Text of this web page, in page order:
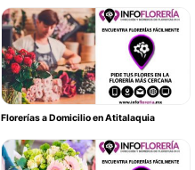
Florerías a Domicilio en Atitalaquia